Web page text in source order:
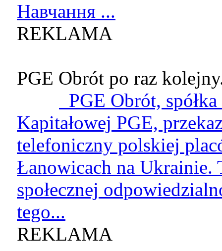
Навчання ...
REKLAMA
PGE Obrót po raz
PGE Obrót,
Kapitałowej PGE,
telefoniczny polskiej
Łanowicach na Ukrainie.
społecznej
tego...
REKLAMA